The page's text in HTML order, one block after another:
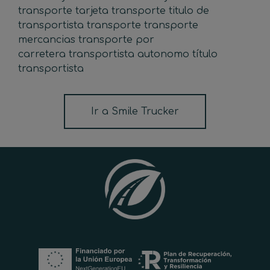
transporte tarjeta transporte titulo de
transportista transporte transporte
mercancias transporte por
carretera transportista autonomo título
transportista
Ir a Smile Trucker